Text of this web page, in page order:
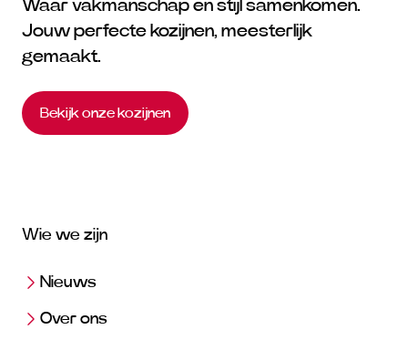
Waar vakmanschap en stijl samenkomen.
Jouw perfecte kozijnen, meesterlijk
gemaakt.
Bekijk onze kozijnen
Wie we zijn
Nieuws
Over ons